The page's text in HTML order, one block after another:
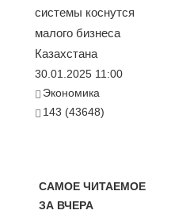
системы коснутся
малого бизнеса
Казахстана
30.01.2025 11:00
Экономика
143 (43648)
САМОЕ ЧИТАЕМОЕ
ЗА ВЧЕРА